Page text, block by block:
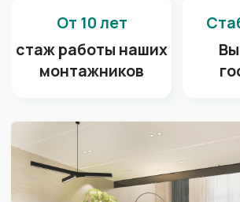
Охотничий домик
императора Николая II